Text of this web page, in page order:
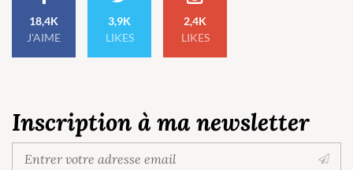
18,4K
J'AIME
3,9K
LIKES
2,4K
LIKES
Inscription à ma newsletter